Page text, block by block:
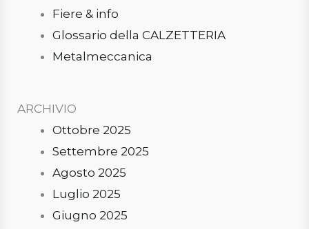
Fiere & info
Glossario della CALZETTERIA
Metalmeccanica
ARCHIVIO
Ottobre 2025
Settembre 2025
Agosto 2025
Luglio 2025
Giugno 2025